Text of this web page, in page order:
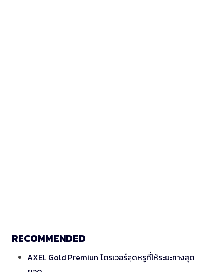
RECOMMENDED
AXEL Gold Premiun ไดรเวอร์สุดหรูที่ให้ระยะทางสุด